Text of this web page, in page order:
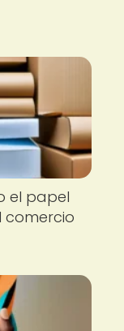
el papel
comercio